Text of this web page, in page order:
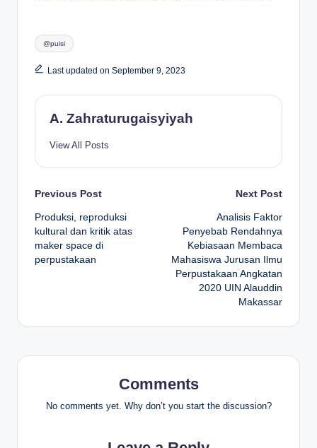
Tags:
@puisi
Last updated on September 9, 2023
A. Zahraturugaisyiyah
View All Posts
Post
navigation
Previous Post
Produksi, reproduksi
kultural dan kritik atas
maker space di
perpustakaan
Next Post
Analisis Faktor
Penyebab Rendahnya
Kebiasaan Membaca
Mahasiswa Jurusan Ilmu
Perpustakaan Angkatan
2020 UIN Alauddin
Makassar
Comments
No comments yet. Why don’t you start the discussion?